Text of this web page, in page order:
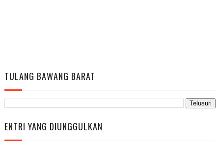
TULANG BAWANG BARAT
ENTRI YANG DIUNGGULKAN